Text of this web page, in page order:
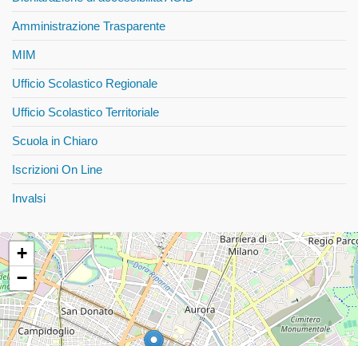
Amministrazione Trasparente
MIM
Ufficio Scolastico Regionale
Ufficio Scolastico Territoriale
Scuola in Chiaro
Iscrizioni On Line
Invalsi
+
−